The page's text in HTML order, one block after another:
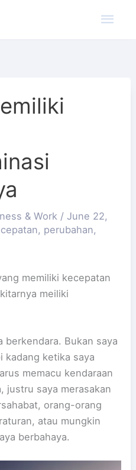
& Work / June 22,
, perubahan,
memiliki kecepatan
meiliki
berkendara. Bukan saya
ketika saya
memacu kendaraan
justru saya merasakan
orang-orang
atau mungkin
berbahaya.